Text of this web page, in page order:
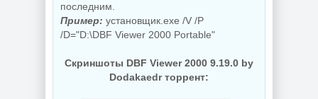
последним.
Пример: установщик.exe /V /P
/D="D:\DBF Viewer 2000 Portable"
Скриншоты DBF Viewer 2000 9.19.0 by
Dodakaedr торрент: